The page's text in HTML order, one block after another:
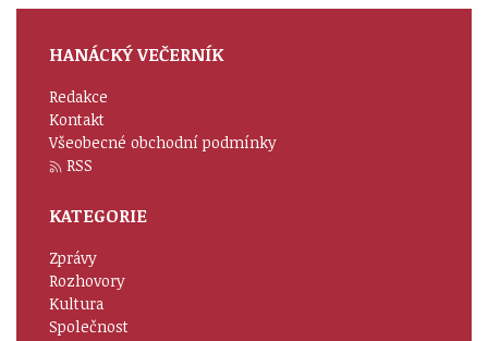
HANÁCKÝ VEČERNÍK
Redakce
Kontakt
Všeobecné obchodní podmínky
RSS
KATEGORIE
Zprávy
Rozhovory
Kultura
Společnost